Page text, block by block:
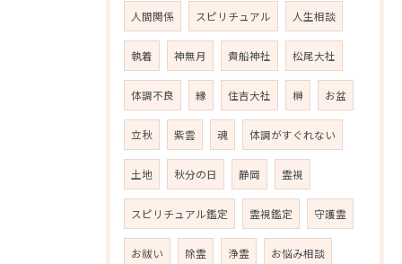
人間関係 スピリチュアル 人生相談
執着 神無月 貴船神社 松尾大社
体調不良 縁 住吉大社 榊 お盆
立秋 紫雲 魂 体調がすぐれない
土地 秋分の日 静岡 霊視
スピリチュアル鑑定 霊視鑑定 守護霊
お祓い 除霊 浄霊 お悩み相談